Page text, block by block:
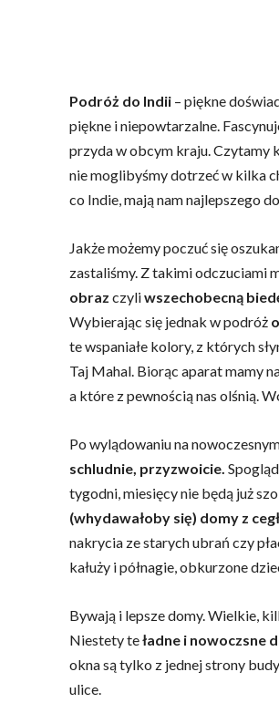
Podróż do Indii – piękne
piękne i niepowtarzalne.
przyda w obcym kraju. Czytamy
nie moglibyśmy dotrzeć w kilka
co Indie, mają nam najlepszego
Jakże możemy poczuć się
zastaliśmy. Z takimi odczuciami
obraz czyliwszechobecną
Wybierając się jednak w podróż
te wspaniałe kolory, z których
Taj Mahal. Biorąc aparat mamy
a które z pewnością nas olśnią.
Po wylądowaniu na
schludnie, przyzwoicie.
tygodni, miesięcy nie będą już
(whydawałoby się) domy z
nakrycia ze starych ubrań czy
kałuży i półnagie, obkurzone
Bywają i lepsze domy. Wielkie,
Niestety teładne i nowoczsne
okna są tylko z jednej strony
ulice.